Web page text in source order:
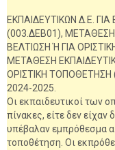
ΕΚΠΑΙΔΕΥΤΙΚΩΝ Δ.Ε.
(003.ΔΕΒ01), ΜΕΤΑΘΕΣΗ
ΒΕΛΤΙΩΣΗ Ή ΓΙΑ
ΜΕΤΑΘΕΣΗ
ΟΡΙΣΤΙΚΗ ΤΟΠΟΘΕΤΗΣΗ
2024-2025.
Οι εκπαιδευτικοί των
πίνακες, είτε δεν είχαν
υπέβαλαν εμπρόθεσμα
τοποθέτηση. Οι